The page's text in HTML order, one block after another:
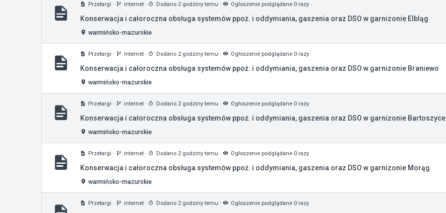
Przetargi · internet · Dodano 2 godziny temu · Ogłoszenie podglądane 0 razy
Konserwacja i całoroczna obsługa systemów ppoż. i oddymiania, gaszenia oraz DSO w garnizonie Elbląg
warmińsko-mazurskie
Przetargi · internet · Dodano 2 godziny temu · Ogłoszenie podglądane 0 razy
Konserwacja i całoroczna obsługa systemów ppoż. i oddymiania, gaszenia oraz DSO w garnizonie Braniewo
warmińsko-mazurskie
Przetargi · internet · Dodano 2 godziny temu · Ogłoszenie podglądane 0 razy
Konserwacja i całoroczna obsługa systemów ppoż. i oddymiania, gaszenia oraz DSO w garnizonie Bartoszyce
warmińsko-mazurskie
Przetargi · internet · Dodano 2 godziny temu · Ogłoszenie podglądane 0 razy
Konserwacja i całoroczna obsługa systemów ppoż. i oddymiania, gaszenia oraz DSO w garnizonie Morąg
warmińsko-mazurskie
Przetargi · internet · Dodano 2 godziny temu · Ogłoszenie podglądane 0 razy